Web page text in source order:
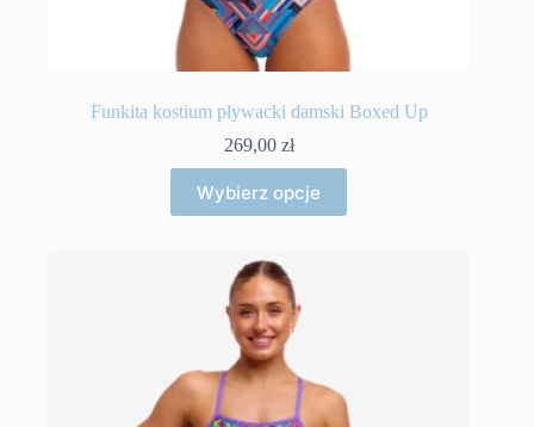
Funkita kostium pływacki damski Boxed Up
269,00 zł
Wybierz opcje
produkt
ma
wariantów.
Opcje
można
wybrać
na
stronie
produktu